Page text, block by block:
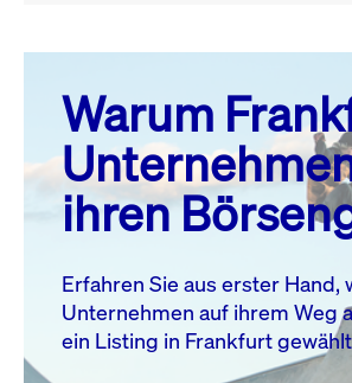
August 26
MO. DI. MI. DO. FR.
3
4 5 6 7
10 11 13 14
17
18 19 20 21
27 28
Warum
ihren
Erfahren Sie aus erster Hand,
Unternehmen auf ihrem Weg
ein Listing in Frankfurt